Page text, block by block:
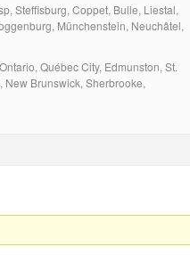
Steffisburg, Coppet, Bulle, Liestal,
Münchenstein, Neuchâtel,
Québec City, Edmunston, St.
New Brunswick, Sherbrooke,